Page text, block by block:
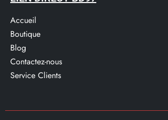
Accueil
Boutique
Blog
Contactez-nous
Service Clients​